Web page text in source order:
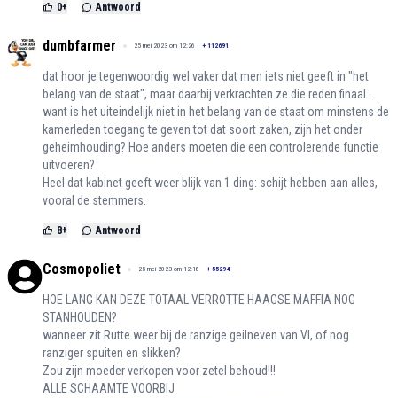
0+ Antwoord
dumbfarmer 25 mei 2023 om 12:26 + 112691
dat hoor je tegenwoordig wel vaker dat men iets niet geeft in "het
belang van de staat", maar daarbij verkrachten ze die reden finaal..
want is het uiteindelijk niet in het belang van de staat om minstens de
kamerleden toegang te geven tot dat soort zaken, zijn het onder
geheimhouding? Hoe anders moeten die een controlerende functie
uitvoeren?
Heel dat kabinet geeft weer blijk van 1 ding: schijt hebben aan alles,
vooral de stemmers.
8+ Antwoord
Cosmopoliet 25 mei 2023 om 12:18 + 55294
HOE LANG KAN DEZE TOTAAL VERROTTE HAAGSE MAFFIA NOG
STANHOUDEN?
wanneer zit Rutte weer bij de ranzige geilneven van VI, of nog
ranziger spuiten en slikken?
Zou zijn moeder verkopen voor zetel behoud!!!
ALLE SCHAAMTE VOORBIJ